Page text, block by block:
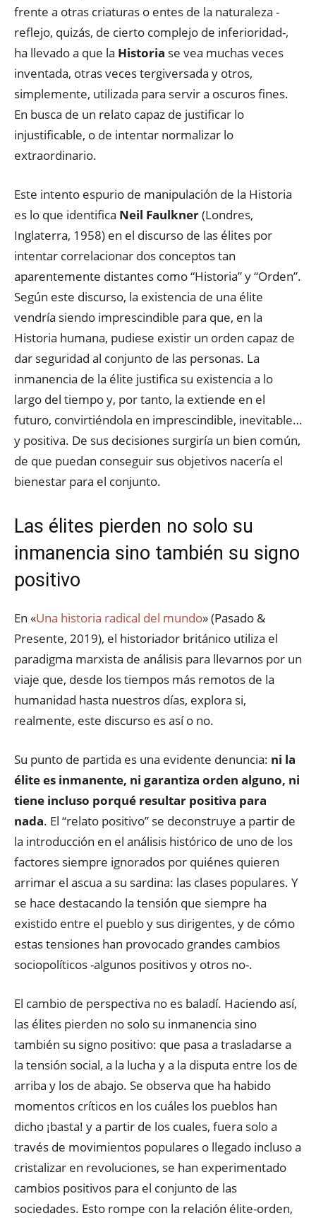
frente a otras criaturas o entes de la naturaleza -
reflejo, quizás, de cierto complejo de inferioridad-,
ha llevado a que la Historia se vea muchas veces
inventada, otras veces tergiversada y otros,
simplemente, utilizada para servir a oscuros fines.
En busca de un relato capaz de justificar lo
injustificable, o de intentar normalizar lo
extraordinario.
Este intento espurio de manipulación de la Historia
es lo que identifica Neil Faulkner(Londres,
Inglaterra, 1958) en el discurso de las élites por
intentar correlacionar dos conceptos tan
aparentemente distantes como “Historia” y “Orden”.
Según este discurso, la existencia de una élite
vendría siendo imprescindible para que, en la
Historia humana, pudiese existir un orden capaz de
dar seguridad al conjunto de las personas. La
inmanencia de la élite justifica su existencia a lo
largo del tiempo y, por tanto, la extiende en el
futuro, convirtiéndola en imprescindible, inevitable…
y positiva. De sus decisiones surgiría un bien común,
de que puedan conseguir sus objetivos nacería el
bienestar para el conjunto.
Las élites pierden no solo su
inmanencia sino también su signo
positivo
En «Una historia radical del mundo» (Pasado &
Presente, 2019), el historiador británico utiliza el
paradigma marxista de análisis para llevarnos por un
viaje que, desde los tiempos más remotos de la
humanidad hasta nuestros días, explora si,
realmente, este discurso es así o no.
Su punto de partida es una evidente denuncia: ni la
élite es inmanente, ni garantiza orden alguno, ni
tiene incluso porqué resultar positiva para
nada. El “relato positivo” se deconstruye a partir de
la introducción en el análisis histórico de uno de los
factores siempre ignorados por quiénes quieren
arrimar el ascua a su sardina: las clases populares. Y
se hace destacando la tensión que siempre ha
existido entre el pueblo y sus dirigentes, y de cómo
estas tensiones han provocado grandes cambios
sociopolíticos -algunos positivos y otros no-.
El cambio de perspectiva no es baladí. Haciendo así,
las élites pierden no solo su inmanencia sino
también su signo positivo: que pasa a trasladarse a
la tensión social, a la lucha y a la disputa entre los de
arriba y los de abajo. Se observa que ha habido
momentos críticos en los cuáles los pueblos han
dicho ¡basta! y a partir de los cuales, fuera solo a
través de movimientos populares o llegado incluso a
cristalizar en revoluciones, se han experimentado
cambios positivos para el conjunto de las
sociedades. Esto rompe con la relación élite-orden,